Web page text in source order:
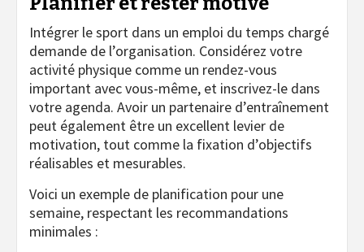
Intégrer le sport dans un emploi du temps chargé
demande de l’organisation. Considérez votre
activité physique comme un rendez-vous
important avec vous-même, et inscrivez-le dans
votre agenda. Avoir un partenaire d’entraînement
peut également être un excellent levier de
motivation, tout comme la fixation d’objectifs
réalisables et mesurables.
Voici un exemple de planification pour une
semaine, respectant les recommandations
minimales :